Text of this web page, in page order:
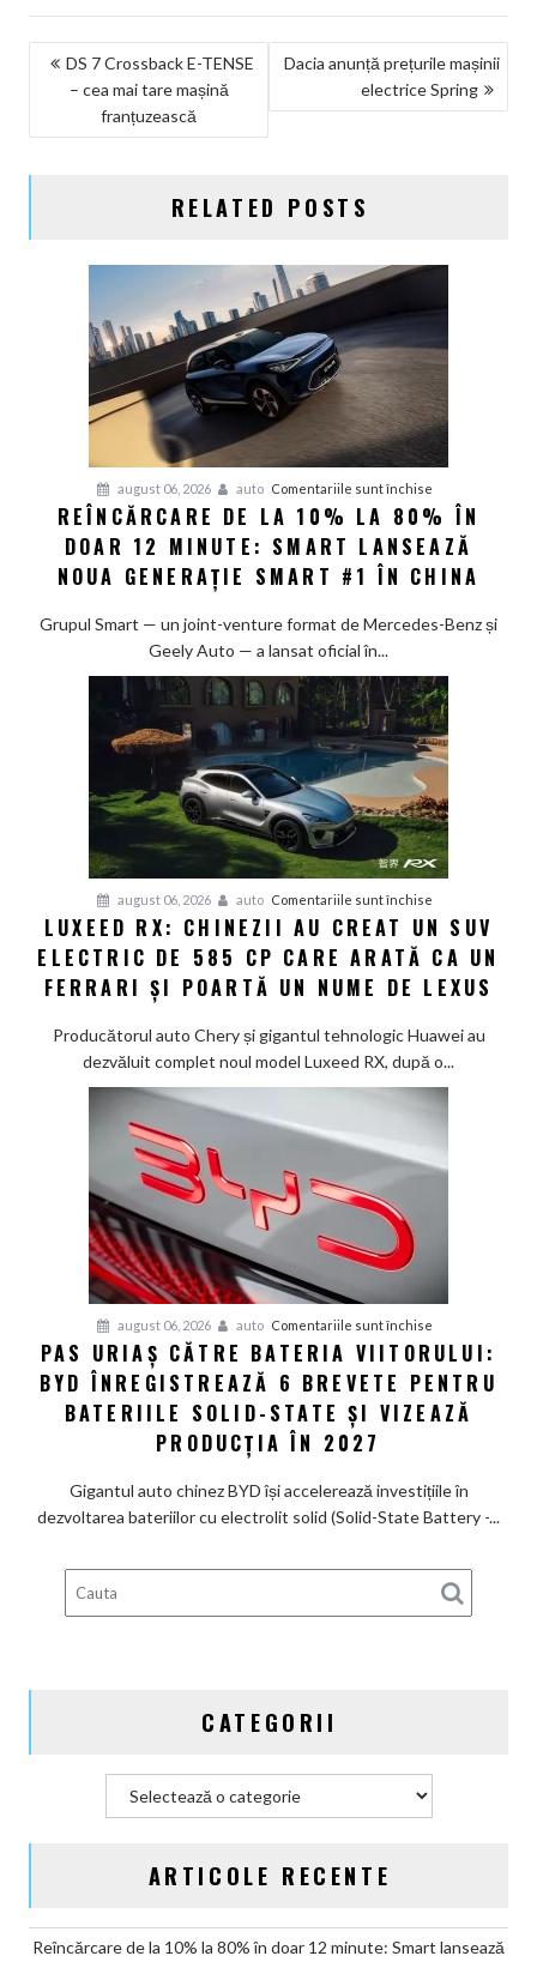
NAVIGARE
ARTICOLE
DS 7 Crossback E-TENSE
– cea mai tare mașină
franțuzească
Dacia anunță prețurile mașinii
electrice Spring
RELATED POSTS
august 06, 2026 auto Comentariile sunt închise
Reîncărcare
de
la
la
doar
12
minute:
lansează
noua
generație
Smart
în
China
REÎNCĂRCARE DE LA 10% LA 80% ÎN
DOAR 12 MINUTE: SMART LANSEAZĂ
NOUA GENERAȚIE SMART #1 ÎN CHINA
Grupul Smart — un joint-venture format de Mercedes-Benz și
Geely Auto — a lansat oficial în...
august 06, 2026 auto Comentariile sunt închise
Luxeed
RX:
Chinezii
creat
un
585
și
poartă
nume
LUXEED RX: CHINEZII AU CREAT UN SUV
ELECTRIC DE 585 CP CARE ARATĂ CA UN
FERRARI ȘI POARTĂ UN NUME DE LEXUS
Producătorul auto Chery și gigantul tehnologic Huawei au
dezvăluit complet noul model Luxeed RX, după o...
august 06, 2026 auto Comentariile sunt închise
uriaș
către
BYD
pentru
bateriile
în
PAS URIAȘ CĂTRE BATERIA VIITORULUI:
BYD ÎNREGISTREAZĂ 6 BREVETE PENTRU
BATERIILE SOLID-STATE ȘI VIZEAZĂ
PRODUCȚIA ÎN 2027
Gigantul auto chinez BYD își accelerează investițiile în
dezvoltarea bateriilor cu electrolit solid (Solid-State Battery -...
CATEGORII
Categorii
ARTICOLE RECENTE
Reîncărcare de la 10% la 80% în doar 12 minute: Smart lansează